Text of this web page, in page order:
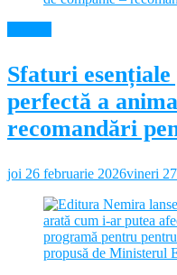
Sfaturi
perfectă a
recomandări
joi 26 februarie 2026vineri